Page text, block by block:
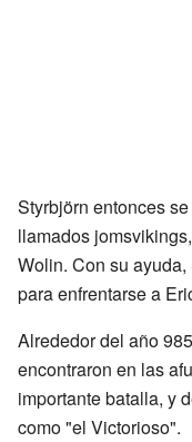
Styrbjörn entonces
llamados
Wolin. Con su
para enfrentarse a
Alrededor del año
encontraron en las
importante batalla, y
como "el Victorioso".